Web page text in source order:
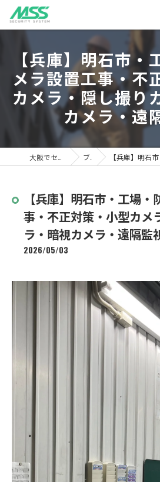
【兵庫】明石市・
メラ設置工事・不
カメラ・隠し撮り
カメラ・遠
ブログ 【兵庫】明石市・工場・防犯カメラ
【兵庫】明石市・工場
事・不正対策・小型カメ
ラ・暗視カメラ・遠隔監
2026/05/03